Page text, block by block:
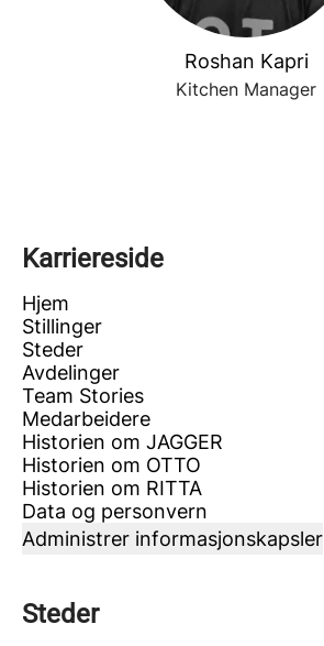
Roshan Kapri
Kitchen Manager
Karriereside
Hjem
Stillinger
Steder
Avdelinger
Team Stories
Medarbeidere
Historien om JAGGER
Historien om OTTO
Historien om RITTA
Data og personvern
Administrer informasjonskapsler
Steder